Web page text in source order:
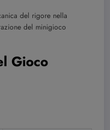
del rigore nella
del minigioco
Gioco